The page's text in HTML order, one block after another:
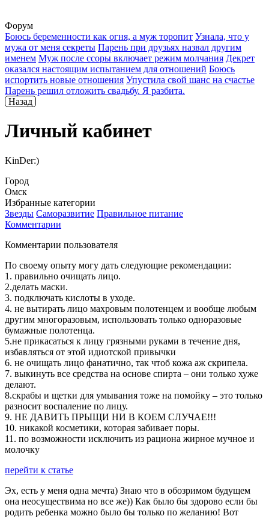
Форум
Боюсь беременности как огня, а муж торопит Узнала, что у
мужа от меня секреты Парень при друзьях назвал другим
именем Муж после ссоры включает режим молчания Декрет
оказался настоящим испытанием для отношений Боюсь
испортить новые отношения Упустила свой шанс на счастье
Парень решил отложить свадьбу. Я разбита.
Назад
Личный кабинет
KinDer:)
Город
Омск
Избранные категории
Звезды Саморазвитие Правильное питание
Комментарии
Комментарии пользователя
По своему опыту могу дать следующие рекомендации:
1. правильно очищать лицо.
2.делать маски.
3. подключать кислоты в уходе.
4. не вытирать лицо махровым полотенцем и вообще любым
другим многоразовым, использовать только одноразовые
бумажные полотенца.
5.не прикасаться к лицу грязными руками в течение дня,
избавляться от этой идиотской привычки
6. не очищать лицо фанатично, так чтоб кожа аж скрипела.
7. выкинуть все средства на основе спирта – они только хуже
делают.
8.скрабы и щетки для умывания тоже на помойку – это только
разносит воспаление по лицу.
9. НЕ ДАВИТЬ ПРЫЩИ НИ В КОЕМ СЛУЧАЕ!!!
10. никакой косметики, которая забивает поры.
11. по возможности исключить из рациона жирное мучное и
молочку
перейти к статье
Эх, есть у меня одна мечта) Знаю что в обозримом будущем
она неосуществима но все же)) Как было бы здорово если бы
родить ребенка можно было бы только по желанию! Вот